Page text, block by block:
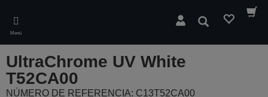
main
content
Menú
Buscar
UltraChrome UV White
T52CA00
NÚMERO DE REFERENCIA: C13T52CA00